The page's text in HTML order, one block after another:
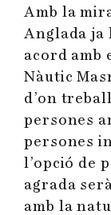
Amb la
Anglada ja
acord amb
Nàutic
d’on
persones
persones
l’opció de
agrada
amb la